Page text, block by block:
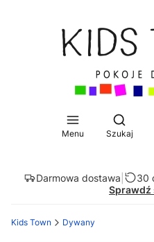
Menu
Otwórz
Szukaj
Darmowa dostawa 30
Sprawdź
Kids Town Dywany